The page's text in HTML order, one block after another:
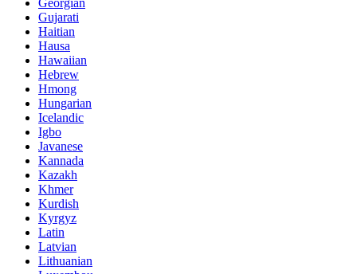
Gujarati
Haitian
Hausa
Hawaiian
Hebrew
Hmong
Hungarian
Icelandic
Igbo
Javanese
Kannada
Kazakh
Khmer
Kurdish
Kyrgyz
Latin
Latvian
Lithuanian